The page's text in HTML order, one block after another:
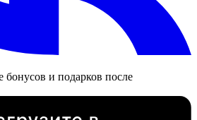
и подарков после